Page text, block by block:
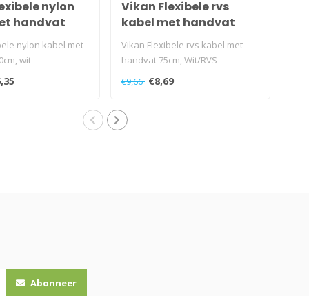
nylon
handvat
nylon kabel met
wit
Vikan Flexibele rvs
kabel met handvat
75cm, Wit/RVS
Vikan Flexibele rvs kabel met
handvat 75cm, Wit/RVS
€9,66 €8,69
Abonneer